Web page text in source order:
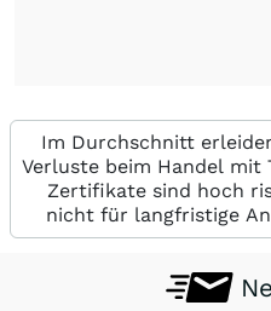
Im Durchschnitt
Verluste beim Handel
Zertifikate sind hoch
nicht für langfristige